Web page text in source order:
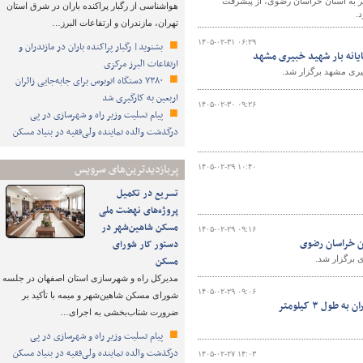
هواشناسی از رگبار پراکنده باران در شرق استان
تهران، مازندران و ارتفاعات البرز…
بشنوید| رگبار پراکنده باران در مازندران و
ارتفاعات البرز مرکزی
۷۳۸۰ دستگاه اتوبوس برای جابه‌جایی زائران
اربعین به‌ کارگیری شد
پیام تسلیت وزیر راه و شهرسازی در پی
درگذشت والده نماینده ولی‌فقیه در بنیاد مسکن
پربازدیدترین‌های سرویس
تسریع در تکمیل
پروژه‌های نهضت ملی
مسکن شاهین‌شهر در
دستور کار شورای
مسکن
مدیرکل راه و شهرسازی استان اصفهان در جلسه
شورای مسکن شاهین‌شهر و میمه با تأکید بر
ضرورت شتاب‌بخشی به اجرای…
پیام تسلیت وزیر راه و شهرسازی در پی
درگذشت والده نماینده ولی‌فقیه در بنیاد مسکن
۱۴۰۵-۰۲-۳۱ ۰۶:۲۹
بار شهید خبیری مشهد
مشهد برگزار شد.
۱۴۰۵-۰۲-۳۰ ۰۹:۲۶
۱۴۰۵-۰۲-۲۹ ۱۰:۴۰
۱۴۰۵-۰۲-۲۹ ۰۹:۱۶
خراسان رضوی
شد.
۱۴۰۵-۰۲-۲۹ ۰۹:۰۶
۳ کیلومتر
۱۴۰۵-۰۲-۲۷ ۱۴:۰۳